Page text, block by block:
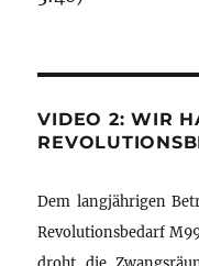
VIDEO 2: WIR
Dem langjährigen
Revolutionsbedarf